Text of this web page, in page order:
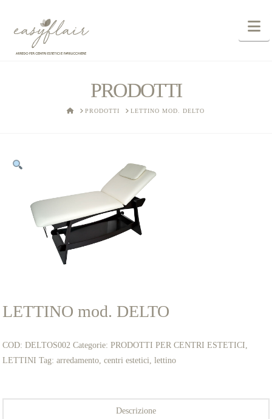
PRODOTTI
HOMEPRODOTTI LETTINO MOD. DELTO
LETTINO mod. DELTO
COD:DELTOS002 Categorie:PRODOTTI PER CENTRI ESTETICI
LETTINI Tag:arredamento ,centri estetici ,lettino
Descrizione